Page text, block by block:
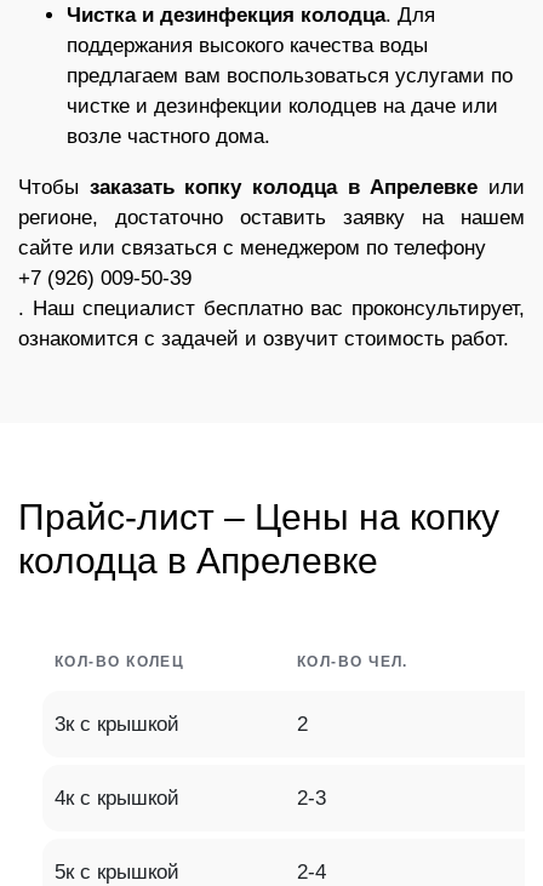
Чистка и дезинфекция колодца. Для
поддержания высокого качества воды
предлагаем вам воспользоваться услугами по
чистке и дезинфекции колодцев на даче или
возле частного дома.
Чтобы заказать копку колодца в Апрелевке или
регионе, достаточно оставить заявку на нашем
сайте или связаться с менеджером по телефону
+7 (926) 009-50-39
. Наш специалист бесплатно вас проконсультирует,
ознакомится с задачей и озвучит стоимость работ.
Прайс-лист – Цены на копку
колодца в Апрелевке
КОЛ-ВО КОЛЕЦ КОЛ-ВО ЧЕЛ.
3к с крышкой 2
4к с крышкой 2-3
5к с крышкой 2-4